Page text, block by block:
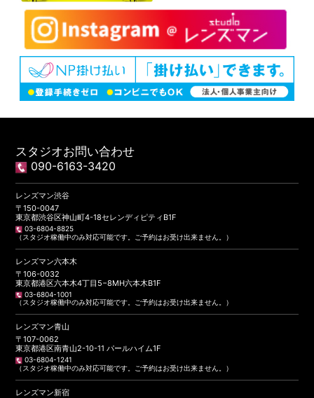
スタジオお問い合わせ
090-6163-3420
レンズマン渋谷
〒150-0047
東京都渋谷区神山町4-18セレンディピティB1F
03-6804-8825
（スタジオ稼働中のみ対応可能です。ご予約はお受け出来ません。）
レンズマン六本木
〒106-0032
東京都港区六本木4丁目5−8MH六本木B1F
03-6804-1001
（スタジオ稼働中のみ対応可能です。ご予約はお受け出来ません。）
レンズマン青山
〒107-0062
東京都港区南青山2-10-11 パールハイム1F
03-6804-1241
（スタジオ稼働中のみ対応可能です。ご予約はお受け出来ません。）
レンズマン新宿